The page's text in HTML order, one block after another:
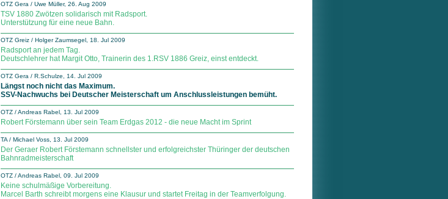
OTZ Gera / Uwe Müller, 26. Aug 2009
TSV 1880 Zwötzen solidarisch mit Radsport.
Unterstützung für eine neue Bahn.
OTZ Greiz / Holger Zaumsegel, 18. Jul 2009
Radsport an jedem Tag.
Deutschlehrer hat Margit Otto, Trainerin des 1.RSV 1886 Greiz, einst entdeckt.
OTZ Gera / R.Schulze, 14. Jul 2009
Längst noch nicht das Maximum.
SSV-Nachwuchs bei Deutscher Meisterschaft um Anschlussleistungen bemüht.
OTZ / Andreas Rabel, 13. Jul 2009
Robert Förstemann über sein Team Erdgas 2012 - die neue Macht im Sprint
TA / Michael Voss, 13. Jul 2009
Der Geraer Robert Förstemann schnellster und erfolgreichster Thüringer der deutschen
Bahnradmeisterschaft
OTZ / Andreas Rabel, 09. Jul 2009
Keine schulmäßige Vorbereitung.
Marcel Barth schreibt morgens eine Klausur und startet Freitag in der Teamverfolgung.